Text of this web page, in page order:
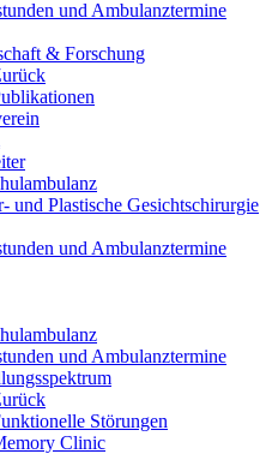
und Ambulanztermine
& Forschung
und Plastische Gesichtschirurgie
und Ambulanztermine
und Ambulanztermine
Störungen
Clinic